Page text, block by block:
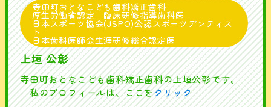
寺田町おとなこども歯科矯正歯科
厚生労働省認定 臨床研修指導歯科医
日本スポーツ協会(JSPO)公認スポーツデンティス
ト
日本歯科医師会生涯研修総合認定医
上垣 公彰
寺田町おとなこども歯科矯正歯科の上垣公彰です。
私のプロフィールは、ここをクリック